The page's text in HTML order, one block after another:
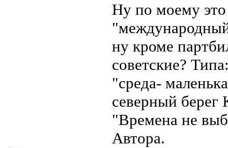
Ну по моему это
ну кроме
советские?
"среда-
северный
"Времена не
Автора.